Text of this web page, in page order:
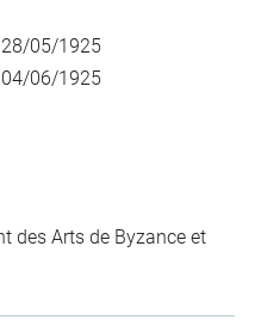
05/1925
06/1925
des Arts de Byzance et